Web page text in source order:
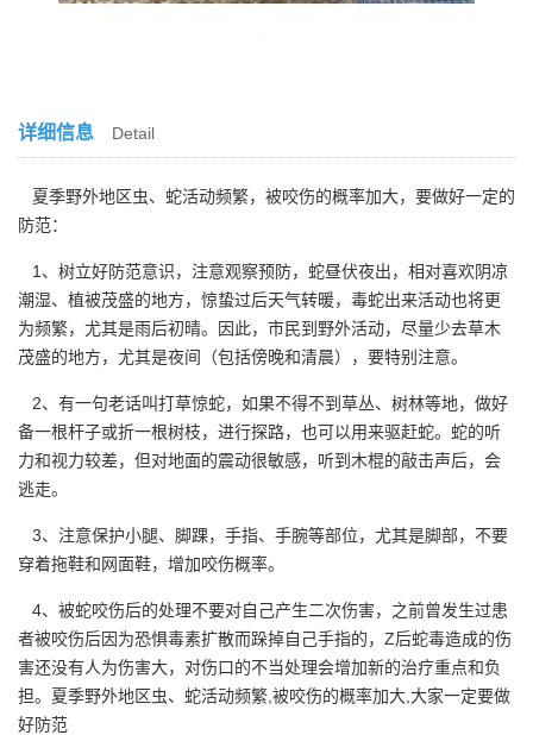
详细信息 Detail
夏季野外地区虫、蛇活动频繁，被咬伤的概率加大，要做好一定的
防范：
1、树立好防范意识，注意观察预防，蛇昼伏夜出，相对喜欢阴凉
潮湿、植被茂盛的地方，惊蛰过后天气转暖，毒蛇出来活动也将更
为频繁，尤其是雨后初晴。因此，市民到野外活动，尽量少去草木
茂盛的地方，尤其是夜间（包括傍晚和清晨），要特别注意。
2、有一句老话叫打草惊蛇，如果不得不到草丛、树林等地，做好
备一根杆子或折一根树枝，进行探路，也可以用来驱赶蛇。蛇的听
力和视力较差，但对地面的震动很敏感，听到木棍的敲击声后，会
逃走。
3、注意保护小腿、脚踝，手指、手腕等部位，尤其是脚部，不要
穿着拖鞋和网面鞋，增加咬伤概率。
4、被蛇咬伤后的处理不要对自己产生二次伤害，之前曾发生过患
者被咬伤后因为恐惧毒素扩散而跺掉自己手指的，Z后蛇毒造成的伤
害还没有人为伤害大，对伤口的不当处理会增加新的治疗重点和负
担。夏季野外地区虫、蛇活动频繁,被咬伤的概率加大,大家一定要做
好防范